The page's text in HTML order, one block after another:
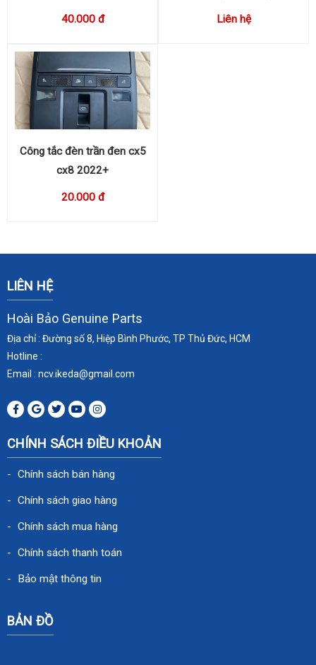
40.000 đ
2023 KB8C636EX,
Liên hệ
Công tắc đèn trần đen cx5
cx8 2022+
20.000 đ
LIÊN HỆ
Hoài Bảo Genuine Parts
Địa chỉ : Đường số 8, Hiệp Bình Phước, TP Thủ Đức, HCM
Hotline :
Email : ncv.ikeda@gmail.com
CHÍNH SÁCH ĐIỀU KHOẢN
Chính sách bán hàng
Chính sách giao hàng
Chính sách mua hàng
Chính sách thanh toán
Bảo mật thông tin
BẢN ĐỒ